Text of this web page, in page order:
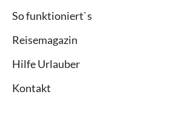
So funktioniert`s
Reisemagazin
Hilfe Urlauber
Kontakt